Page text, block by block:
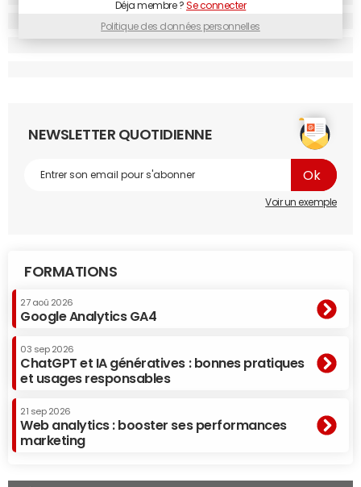
d'un million de pots communs transitent sur
Lepotcommun.fr chaque mois. Le site revendique une
Déja membre ?Se connecter
Politique des données personnelles
NEWSLETTER QUOTIDIENNE
Voir un exemple
FORMATIONS
27 aoû 2026
Google Analytics GA4
03 sep 2026
ChatGPT et IA génératives : bonnes pratiques
et usages responsables
21 sep 2026
Web analytics : booster ses performances
marketing